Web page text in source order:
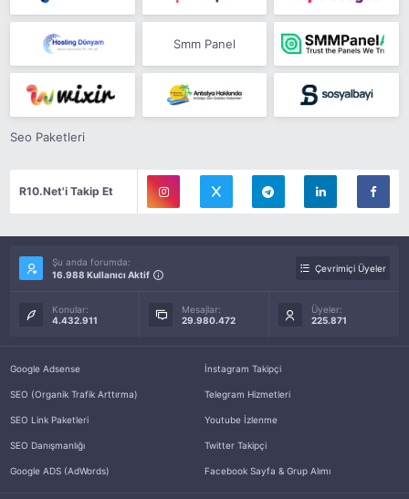
Smm Panel
Seo Paketleri
R10.Net'i Takip Et
Şu anda forumda:
16.988 Kullanıcı Aktif
Çevrimiçi Üyeler
Konular:
4.432.911
Mesajlar:
29.980.472
Üyeler:
225.871
Google Adsense
SEO (Organik Trafik Arttırma)
SEO Link Paketleri
SEO Danışmanlığı
Google ADS (AdWords)
İnstagram Takipçi
Telegram Hizmetleri
Youtube İzlenme
Twitter Takipçi
Facebook Sayfa & Grup Alımı